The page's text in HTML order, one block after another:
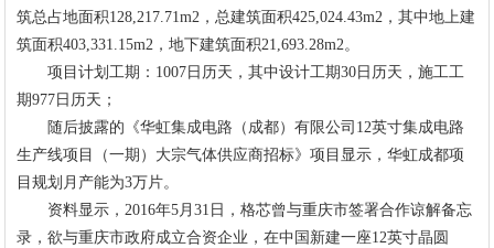
筑总占地面积128,217.71m2，总建筑面积425,024.43m2，其中地上建
筑面积403,331.15m2，地下建筑面积21,693.28m2。
项目计划工期：1007日历天，其中设计工期30日历天，施工工
期977日历天；
随后披露的《华虹集成电路（成都）有限公司12英寸集成电路
生产线项目（一期）大宗气体供应商招标》项目显示，华虹成都项
目规划月产能为3万片。
资料显示，2016年5月31日，格芯曾与重庆市签署合作谅解备忘
录，欲与重庆市政府成立合资企业，在中国新建一座12英寸晶圆